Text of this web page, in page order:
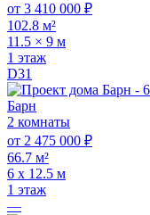
от 3 410 000 ₽
102.8 м²
11.5 × 9 м
1 этаж
D31
Барн
2 комнаты
от 2 475 000 ₽
66.7 м²
6 х 12.5 м
1 этаж
—